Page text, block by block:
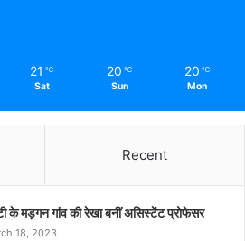
21 ℃
Sat
20 ℃
Sun
20 ℃
Mon
Recent
के मड़गन गांव की रेखा बनीं असिस्टेंट प्रोफेसर
18, 2023